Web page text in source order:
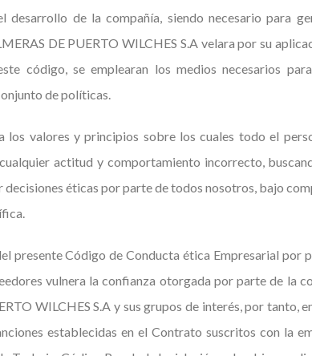
desarrollo de la compañía, siendo necesario para
DE PUERTO WILCHES S.A velara por su
código, se emplearan los medios necesarios
de políticas.
los valores y principios sobre los cuales todo el
actitud y comportamiento incorrecto,
decisiones éticas por parte de todos nosotros, bajo
presente Código de Conducta ética Empresarial por
vulnera la confianza otorgada por parte de la
WILCHES S.A y sus grupos de interés, por tanto,
establecidas en el Contrato suscritos con la